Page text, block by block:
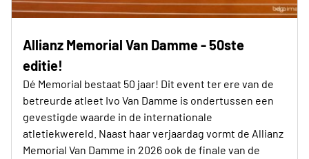
Allianz Memorial Van Damme - 50ste
editie!
Dé Memorial bestaat 50 jaar! Dit event ter ere van de
betreurde atleet Ivo Van Damme is ondertussen een
gevestigde waarde in de internationale
atletiekwereld. Naast haar verjaardag vormt de Allianz
Memorial Van Damme in 2026 ook de finale van de